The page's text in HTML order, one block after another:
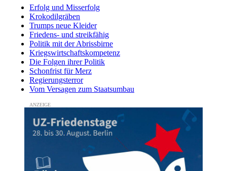
Erfolg und Misserfolg
Krokodilgräben
Trumps neue Kleider
Friedens- und streikfähig
Politik mit der Abrissbirne
Kriegswirtschaftskompetenz
Die Folgen ihrer Politik
Schonfrist für Merz
Regierungsterror
Vom Versagen zum Staatsumbau